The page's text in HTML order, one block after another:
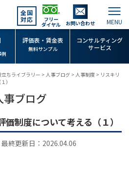
全国
対応
フリー
ダイヤル お問い合わせ
例
評価表・賃金表
無料サンプル
コンサルティング
サービス
立ちライブラリー > 人事ブログ > 人事制度 > リスキリ
）
事ブログ
制度について考える（１）
終更新日：2026.04.06